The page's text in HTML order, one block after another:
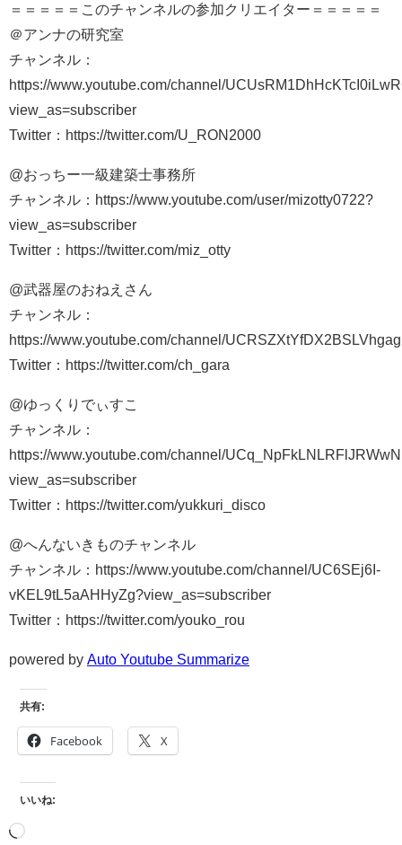
＝＝＝＝＝このチャンネルの参加クリエイター＝＝＝＝＝
＠アンナの研究室
チャンネル：
https://www.youtube.com/channel/
view_as=subscriber
Twitter：https://twitter.com/U_RON2000
@おっちー一級建築士事務所
チャンネル：https://www.youtube.com/user/mizotty0722?
view_as=subscriber
Twitter：https://twitter.com/miz_otty
@武器屋のおねえさん
チャンネル：
https://www.youtube.com/channel/
Twitter：https://twitter.com/ch_gara
@ゆっくりでぃすこ
チャンネル：
https://www.youtube.com/channel/
view_as=subscriber
Twitter：https://twitter.com/yukkuri_disco
@へんないきものチャンネル
チャンネル：https://www.youtube.com/channel/UC6SEj6I-
vKEL9tL5aAHHyZg?view_as=subscriber
Twitter：https://twitter.com/youko_rou
powered by Auto Youtube Summarize
共有:
Facebook X
いいね: